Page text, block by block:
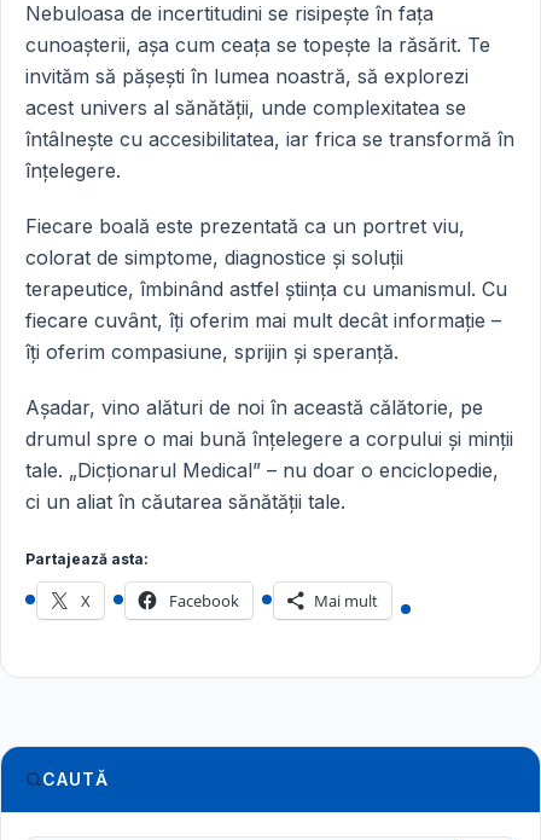
Nebuloasa de incertitudini se risipește în fața
cunoașterii, așa cum ceața se topește la răsărit. Te
invităm să pășești în lumea noastră, să explorezi
acest univers al sănătății, unde complexitatea se
întâlnește cu accesibilitatea, iar frica se transformă în
înțelegere.
Fiecare boală este prezentată ca un portret viu,
colorat de simptome, diagnostice și soluții
terapeutice, îmbinând astfel știința cu umanismul. Cu
fiecare cuvânt, îți oferim mai mult decât informație –
îți oferim compasiune, sprijin și speranță.
Așadar, vino alături de noi în această călătorie, pe
drumul spre o mai bună înțelegere a corpului și minții
tale. „Dicționarul Medical” – nu doar o enciclopedie,
ci un aliat în căutarea sănătății tale.
Partajează asta:
X Facebook Mai mult
CAUTĂ